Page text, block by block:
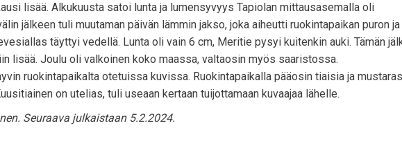
lisää. Alkukuusta satoi lunta ja lumensyvyys Tapiolan mittausasemalla oli
jälkeen tuli muutaman päivän lämmin jakso, joka aiheutti ruokintapaikan puron
täyttyi vedellä. Lunta oli vain 6 cm, Meritie pysyi kuitenkin auki. Tämän
lisää. Joulu oli valkoinen koko maassa, valtaosin myös saaristossa.
ruokintapaikalta otetuissa kuvissa. Ruokintapaikalla pääosin tiaisia ja
on utelias, tuli useaan kertaan tuijottamaan kuvaajaa lähelle.
Seuraava julkaistaan 5.2.2024.